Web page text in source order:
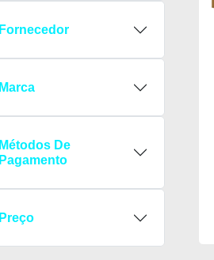
Fornecedor
Marca
Métodos De
Pagamento
Preço